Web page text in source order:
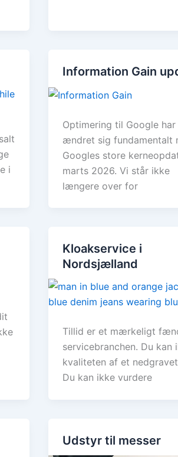
i
Information Gain
Optimering til Google har
ændret sig fundamentalt
Googles store
marts 2026. Vi står ikke
længere over for
Kloakservice i
Nordsjælland
Tillid er et mærkeligt
servicebranchen. Du kan
kvaliteten af et
Du kan ikke vurdere
Udstyr til messer